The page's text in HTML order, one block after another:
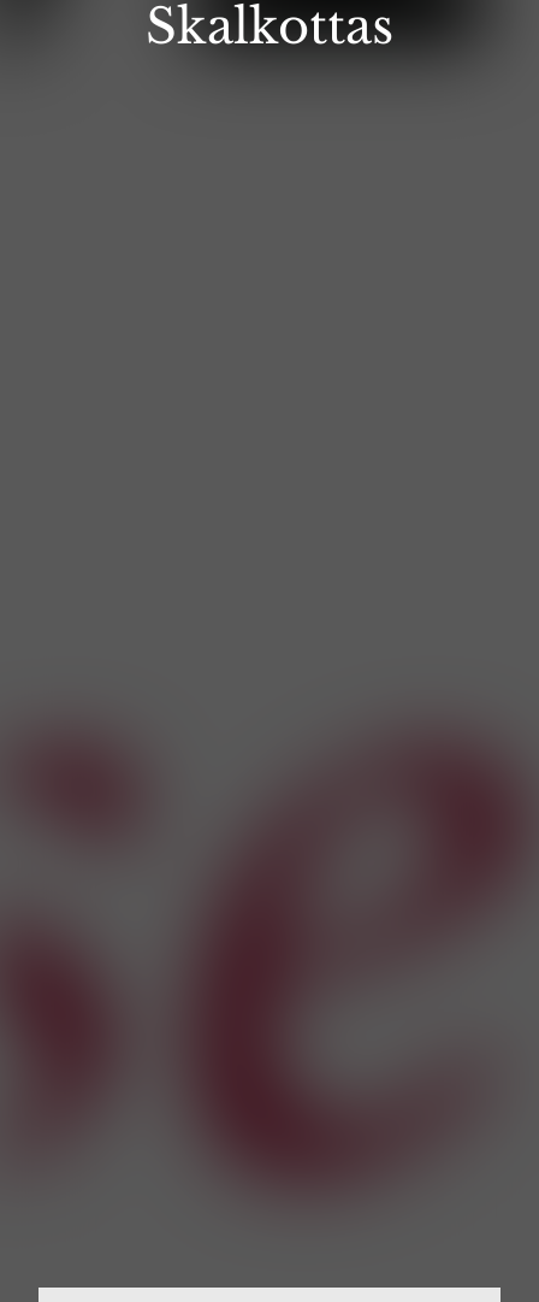
Skalkottas